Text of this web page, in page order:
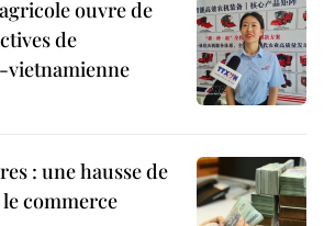
ouvre de
de
vietnamienne
: une hausse de
le commerce